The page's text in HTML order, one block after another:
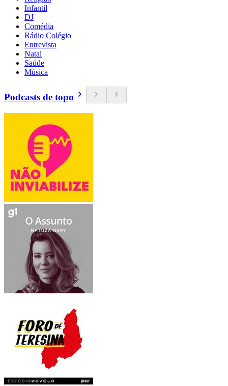
Infantil
DJ
Comédia
Rádio Colégio
Entrevista
Natal
Saúde
Música
Podcasts de topo